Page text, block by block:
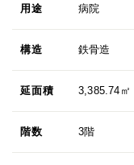
用途 病院
構造 鉄骨造
延面積 3,385.74㎡
階数 3階